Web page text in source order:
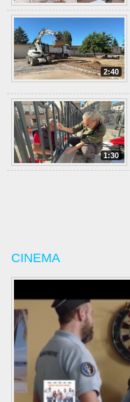
2:40
1:30
CINEMA